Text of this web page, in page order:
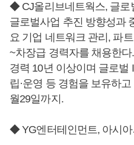
◆ CJ올리브네트웍스, 글로
글로벌사업 추진 방향성과
요 기업 네트워크 관리, 파
~차장급 경력자를 채용한
경력 10년 이상이며 글로벌
립·운영 등 경험을 보유하
월29일까지.
◆ YG엔터테인먼트, 아시